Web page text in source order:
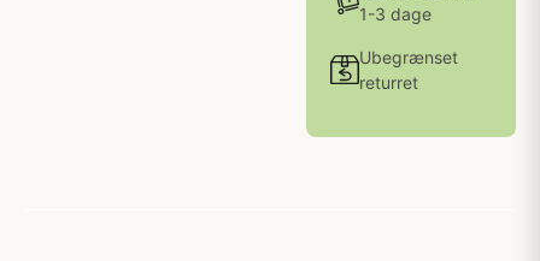
1-3 dage
Ubegrænset
returret